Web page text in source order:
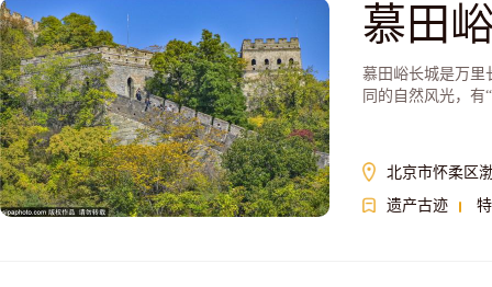
慕田
慕田峪长城是万里
同的自然风光，有
北京市怀柔区
遗产古迹